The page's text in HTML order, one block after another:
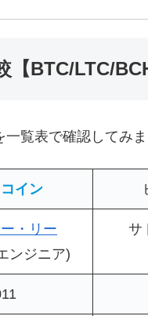
BTC/LTC/
覧表で確認してみま
イン
・リー
ンジニア)
サ